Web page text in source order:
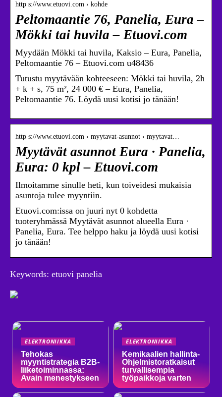
http s://www.etuovi.com › kohde
Peltomaantie 76, Panelia, Eura –
Mökki tai huvila – Etuovi.com
Myydään Mökki tai huvila, Kaksio – Eura, Panelia,
Peltomaantie 76 – Etuovi.com u48436
Tutustu myytävään kohteeseen: Mökki tai huvila, 2h
+ k + s, 75 m², 24 000 € – Eura, Panelia,
Peltomaantie 76. Löydä uusi kotisi jo tänään!
http s://www.etuovi.com › myytavat-asunnot › myytavat…
Myytävät asunnot Eura · Panelia,
Eura: 0 kpl – Etuovi.com
Ilmoitamme sinulle heti, kun toiveidesi mukaisia
asuntoja tulee myyntiin.
Etuovi.com:issa on juuri nyt 0 kohdetta
tuoteryhmässä Myytävät asunnot alueella Eura ·
Panelia, Eura. Tee helppo haku ja löydä uusi kotisi
jo tänään!
Keywords: etuovi panelia
ELEKTRONIIKKA
Tehokas
myyntistrategia B2B-
liiketoiminnassa:
Avain menestykseen
ELEKTRONIIKKA
Kemikaalien hallinta-
Ohjelmistoratkaisut
turvallisempia
työpaikkoja varten